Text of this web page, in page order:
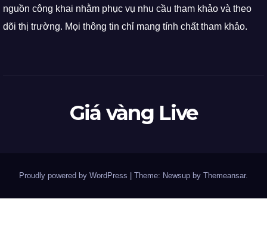
nguồn công khai nhằm phục vụ nhu cầu tham khảo và theo
dõi thị trường. Mọi thông tin chỉ mang tính chất tham khảo.
Giá vàng Live
Proudly powered by WordPress | Theme: Newsup by Themeansar.